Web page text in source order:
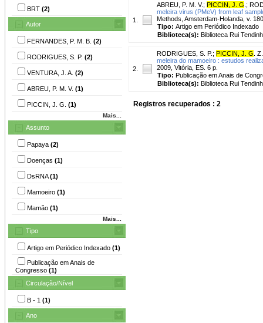
BRT (2)
Autor
FERNANDES, P. M. B. (2)
RODRIGUES, S. P. (2)
VENTURA, J. A. (2)
ABREU, P. M. V. (1)
PICCIN, J. G. (1)
Mais...
Assunto
Papaya (2)
Doenças (1)
DsRNA(1)
Mamoeiro (1)
Mamão (1)
Mais...
Tipo
Artigo em Periódico Indexado (1)
Publicação em Anais de
Congresso (1)
Circulação/Nível
B - 1 (1)
Ano
1.
ABREU, P. M. V.; PICCIN, J. G ;
meleira virus (PMeV) from leaf
Methods, Amsterdam-Holanda, v.
Tipo: Artigo em Periódico Indexado
Biblioteca(s): Biblioteca Rui
2.
RODRIGUES, S. P. ; PICCIN, J. G . Z.
meleira do mamoeiro : estudos
2009, Vitória, ES. 6 p.
Tipo: Publicação em Anais de
Biblioteca(s): Biblioteca Rui
Registros recuperados : 2